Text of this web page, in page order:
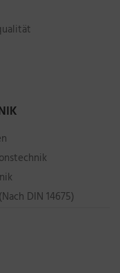
DIN 14675)